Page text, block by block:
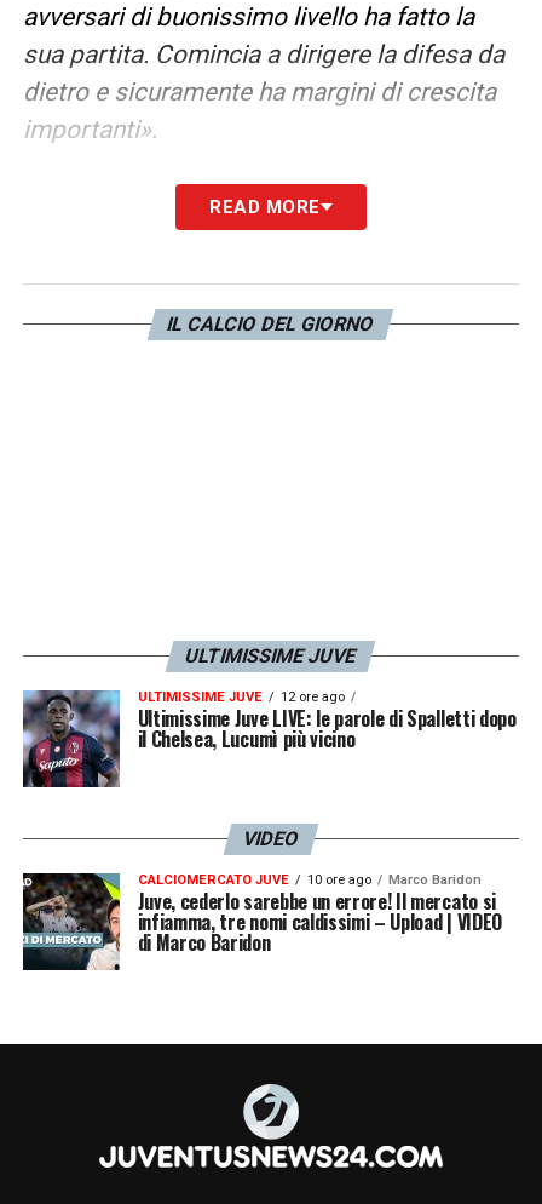
avversari di buonissimo livello ha fatto la
sua partita. Comincia a dirigere la difesa da
dietro e sicuramente ha margini di crescita
importanti».
«Nel calcio sono fondamentali i
tempi e la velocità di come gira il pallone. Se
tre davanti vanno serviti al meglio per far sì
che facciano la differenza. A Dybala
meglio tra zona e uomo: difendendo così
questi gol possono succedere. A volte sei
messo bene e prendi gol lo stesso»
READ MORE
IL CALCIO DEL GIORNO
ULTIMISSIME JUVE
ULTIMISSIME JUVE 12 ore ago
Ultimissime Juve LIVE: le parole di Spalletti dopo
il Chelsea, Lucumì più vicino
VIDEO
CALCIOMERCATO JUVE 10 ore ago Marco Baridon
Juve, cederlo sarebbe un errore! Il mercato si
infiamma, tre nomi caldissimi – Upload | VIDEO
di Marco Baridon